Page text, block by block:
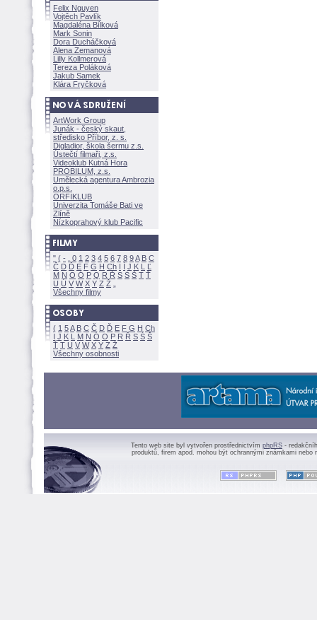
Felix Nguyen
Vojtěch Pavlík
Magdaléna Bílkov
Mark Sonin
Dora Ducháčkov
Alena Zemanov
Lilly Kollmerov
Tereza Polákov
Jakub Samek
Klára Fryčkov
ArtWork Group
Junák - český skaut,
středisko Příbor, z. s.
Digladior, škola šermu z.s.
Ústečtí filmaři, z.s.
Videoklub Kutná Hora
PROBILUM, z.s.
Umělecká agentura Ambrozia
o.p.s.
ORFIKLUB
Univerzita Tomáše Bati ve
Zlíně
Nízkoprahový klub Pacific
" ( - 0 1 2 3 4 5 6 7 8 9A B C
Č D Ď E F G H Ch I Í J K L
Ľ
M N O Ó P Q R Ř S Ś T Ť
U Ú V W X Y Z
Všechny filmy
( 1 5A B C Č D Ď E F G H Ch
I J K L M N Ó O P R Ř S Ś
Ť T U V W X Y Z
Všechny osobnosti
Tento web site byl vytvořen prostřednictvím phpRS -
produktů, firem apod. mohou být ochrannými známkami